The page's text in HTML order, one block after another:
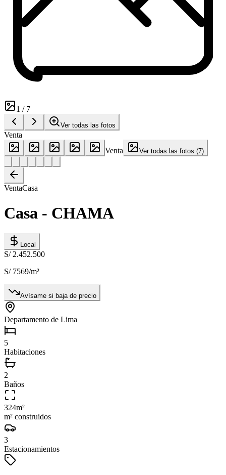
1 / 7
Ver todas las fotos
Venta
Venta
Ver todas las fotos (7)
VentaCasa
Casa - CHAMA
Local
S/ 2.452.500
S/ 7569/m²
Avísame si baja de precio
Departamento de Lima
5
Habitaciones
2
Baños
324m²
m² construidos
3
Estacionamientos